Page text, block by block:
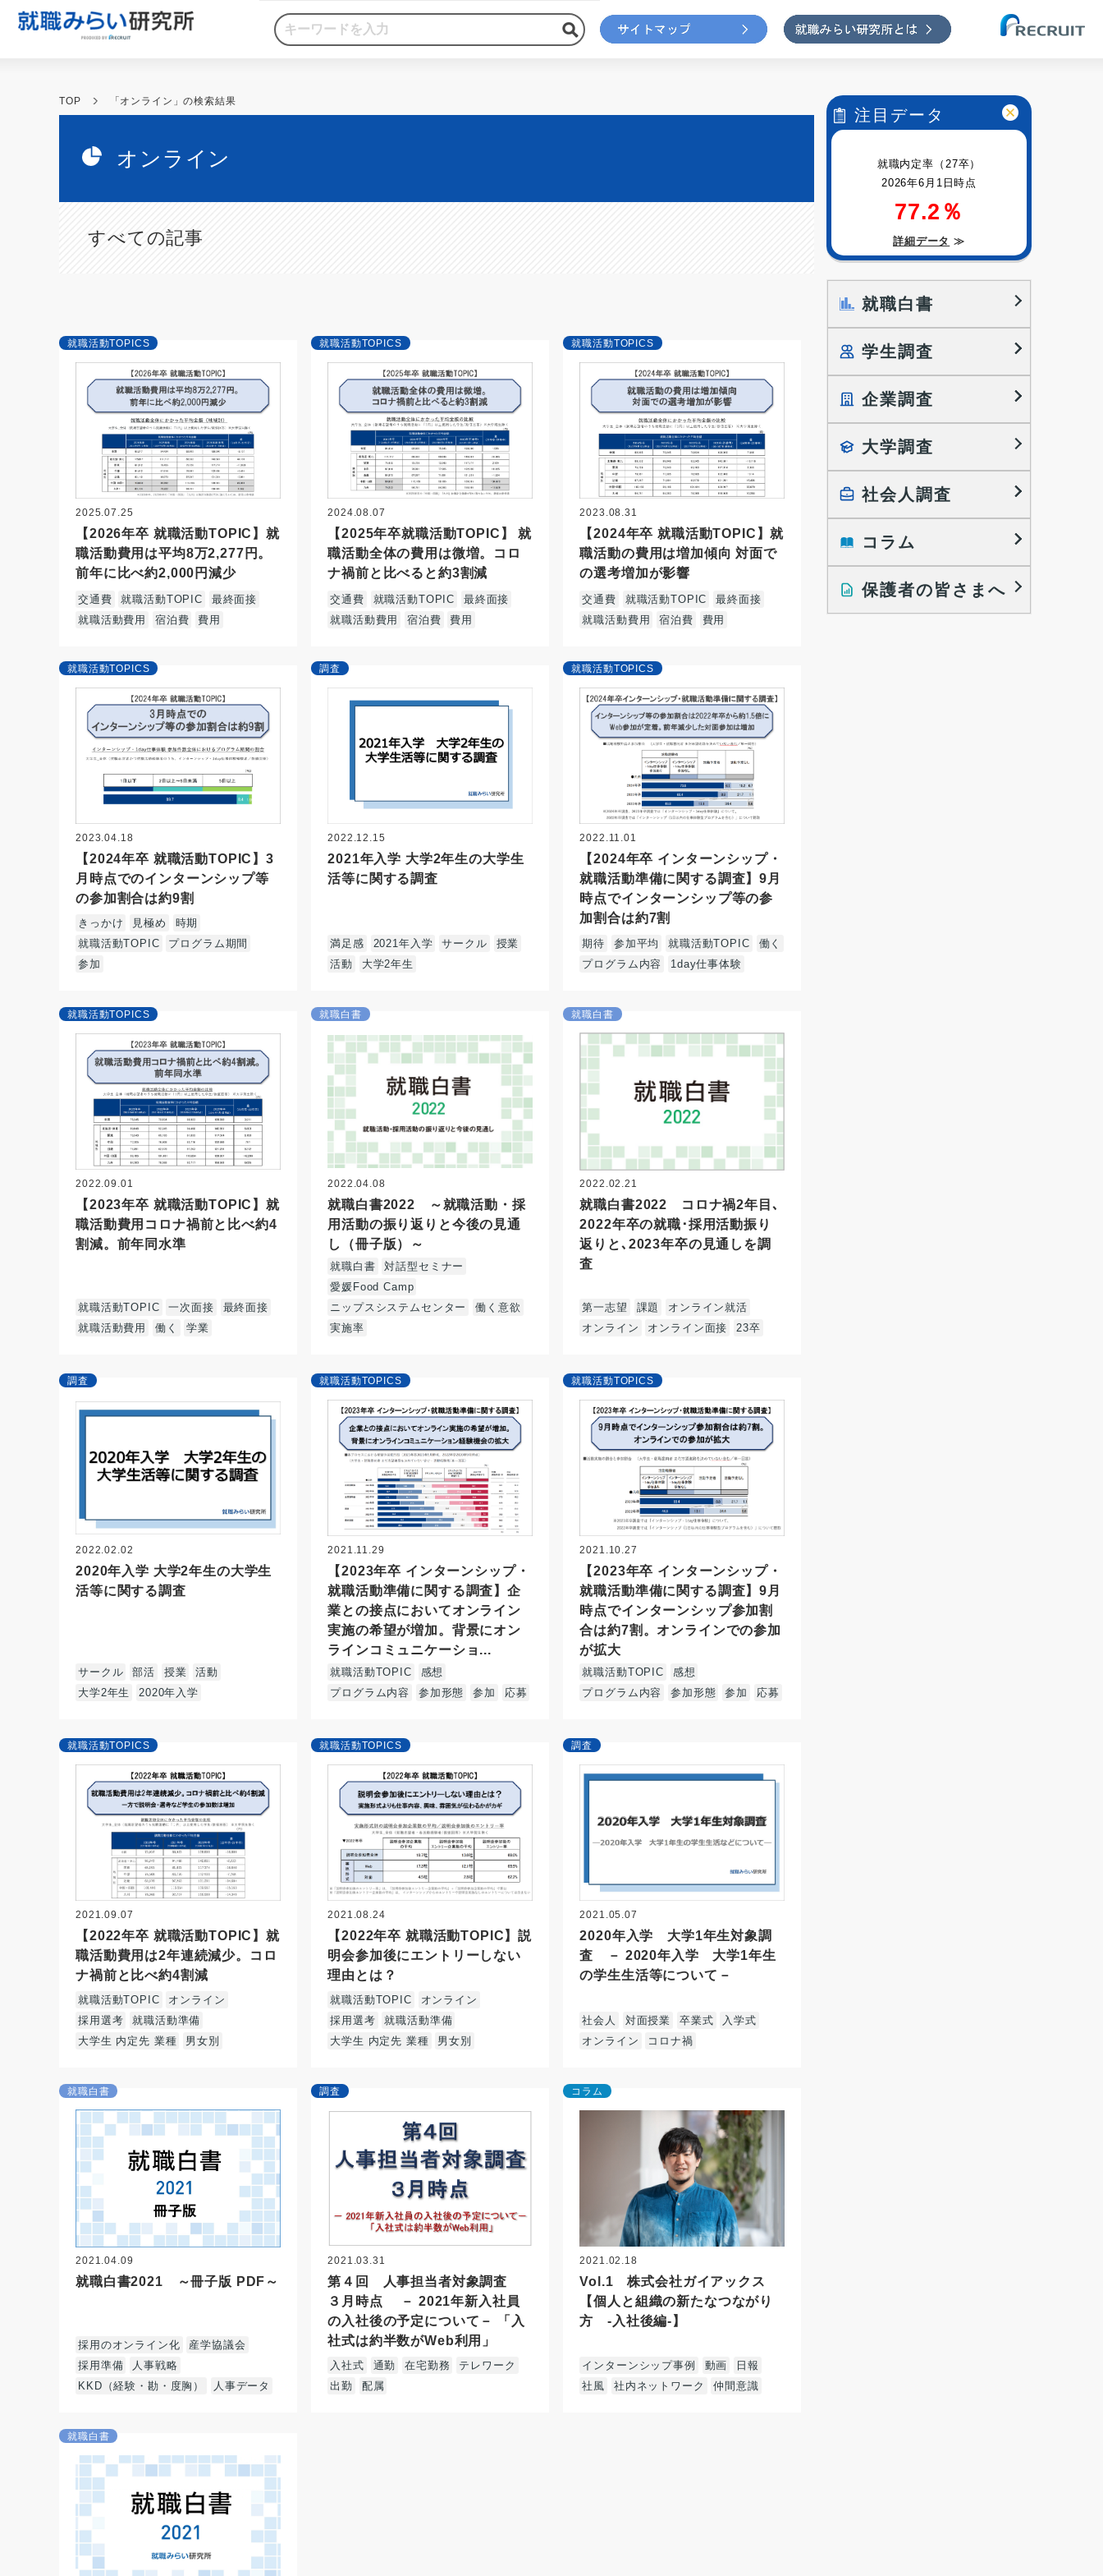
TOP 「オンライン」の検索結果
オンライン
すべての記事
就職活動TOPICS
2025.07.25
【2026年卒 就職活動TOPIC】就
職活動費用は平均8万2,277円。
前年に比べ約2,000円減少
交通費 就職活動TOPIC
最終面接
就職活動費用
宿泊費 費用
就職活動TOPICS
2024.08.07
【2025年卒就職活動TOPIC】 就
職活動全体の費用は微増。コロ
ナ禍前と比べると約3割減
交通費 就職活動TOPIC
最終面接
就職活動費用
宿泊費 費用
就職活動TOPICS
2023.08.31
【2024年卒 就職活動TOPIC】就
職活動の費用は増加傾向 対面で
の選考増加が影響
交通費 就職活動TOPIC
最終面接
就職活動費用
宿泊費 費用
就職活動TOPICS
2023.04.18
【2024年卒 就職活動TOPIC】3
月時点でのインターンシップ等
の参加割合は約9割
きっかけ 見極め
時期
就職活動TOPIC
プログラム期間
参加
調査
2022.12.15
2021年入学 大学2年生の大学生
活等に関する調査
満足感 2021年入学 サークル
授業
活動
大学2年生
就職活動TOPICS
2022.11.01
【2024年卒 インターンシップ・
就職活動準備に関する調査】9月
時点でインターンシップ等の参
加割合は約7割
期待 参加平均 就職活動TOPIC
働く
プログラム内容
1day仕事体験
就職活動TOPICS
2022.09.01
【2023年卒 就職活動TOPIC】就
職活動費用コロナ禍前と比べ約4
割減。前年同水準
就職活動TOPIC 一次面接
最終面接
就職活動費用
働く 学業
就職白書
2022.04.08
就職白書2022 ～就職活動・採
用活動の振り返りと今後の見通
し（冊子版）～
就職白書
対話型セミナー
愛媛Food Camp
ニップスシステムセンター
働く意欲
実施率
就職白書
2022.02.21
就職白書2022 コロナ禍2年目､
2022年卒の就職･採用活動振り
返りと､2023年卒の見通しを調
査
第一志望 課題
オンライン就活
オンライン
オンライン面接 23卒
調査
2022.02.02
2020年入学 大学2年生の大学生
活等に関する調査
サークル 部活 授業
活動
大学2年生
2020年入学
就職活動TOPICS
2021.11.29
【2023年卒 インターンシップ・
就職活動準備に関する調査】企
業との接点においてオンライン
実施の希望が増加。背景にオン
ラインコミュニケーショ...
就職活動TOPIC
感想
プログラム内容
参加形態 参加 応募
就職活動TOPICS
2021.10.27
【2023年卒 インターンシップ・
就職活動準備に関する調査】9月
時点でインターンシップ参加割
合は約7割。オンラインでの参加
が拡大
就職活動TOPIC
感想
プログラム内容
参加形態 参加 応募
就職活動TOPICS
2021.09.07
【2022年卒 就職活動TOPIC】就
職活動費用は2年連続減少。コロ
ナ禍前と比べ約4割減
就職活動TOPIC
オンライン
採用選考
就職活動準備
大学生 内定先 業種
男女別
就職活動TOPICS
2021.08.24
【2022年卒 就職活動TOPIC】説
明会参加後にエントリーしない
理由とは？
就職活動TOPIC
オンライン
採用選考
就職活動準備
大学生 内定先 業種
男女別
調査
2021.05.07
2020年入学 大学1年生対象調
査 － 2020年入学 大学1年生
の学生生活等について－
社会人 対面授業 卒業式
入学式
オンライン
コロナ禍
就職白書
2021.04.09
就職白書2021 ～冊子版 PDF～
採用のオンライン化
産学協議会
採用準備
人事戦略
KKD（経験・勘・度胸）
人事データ
調査
2021.03.31
第４回 人事担当者対象調査
３月時点 － 2021年新入社員
の入社後の予定について－ 「入
社式は約半数がWeb利用」
入社式 通勤 在宅勤務
テレワーク
出勤
配属
コラム
2021.02.18
Vol.1 株式会社ガイアックス
【個人と組織の新たなつながり
方 ‐入社後編‐】
インターンシップ事例 動画
日報
社風
社内ネットワーク 仲間意識
就職白書
注目データ
就職内定率（27卒）
2026年6月1日時点
77.2％
詳細データ ≫
就職白書
学生調査
就職プロセス調査
働きたい組織の特徴
大学生の地域間移動レポート
就職活動に関するレポート
企業調査
採用に関する調査
大学調査
社会人調査
就職活動と入社後の就業
コラム
インタビュー記事
保護者の皆さまへ